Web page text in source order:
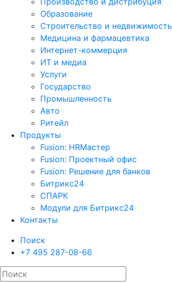
Образование
Строительство и недвижимость
Медицина и фармацевтика
Интернет-коммерция
ИТ и медиа
Услуги
Государство
Промышленность
Авто
Ритейл
Продукты
Fusion: HRМастер
Fusion: Проектный офис
Fusion: Решение для банков
Битрикс24
СПАРК
Модули для Битрикс24
Контакты
Поиск
+7 495 287-08-66